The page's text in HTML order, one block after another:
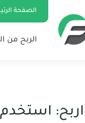
الصفحة
الربح من
استخدم